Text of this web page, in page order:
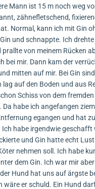
Mann ist 15 m noch weg
zähnefletschend,
Normal, kann ich mit Gin
und schnappte. Ich
von meinem Rücken
bei mir. Dann kam der
mitten auf mir. Bei Gin
auf den Boden und aus
Schiss von dem
habe ich angefangen
egangen und hat
habe irgendwie
und Gin hatte echt
nehmen soll. Ich habe
dem Gin. Ich war mir
Hund hat uns auf ärgste
wäre er schuld. Ein Hund